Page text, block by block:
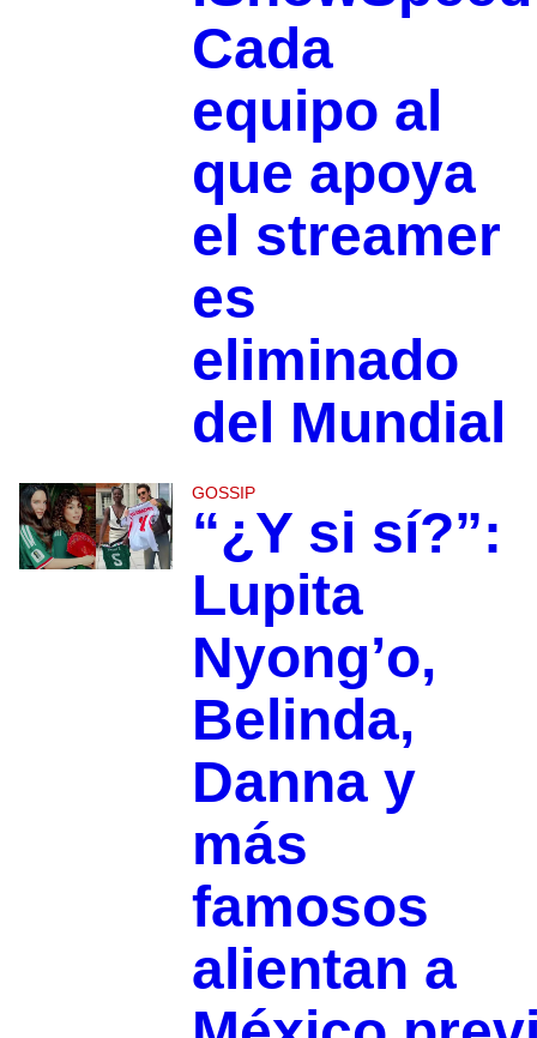
Cada
equipo al
que apoya
el streamer
es
eliminado
del Mundial
GOSSIP
“¿Y si sí?”:
Lupita
Nyong’o,
Belinda,
Danna y
más
famosos
alientan a